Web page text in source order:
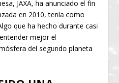
JAXA, ha anunciado el fin
en 2010, tenía como
que ha hecho durante casi
mejor el
del segundo planeta